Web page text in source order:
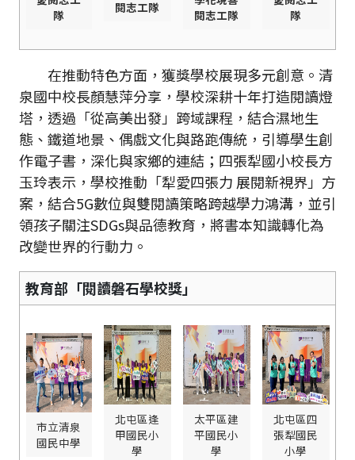
隊
閱志工隊
閱志工隊
隊
在推動特色方面，獲獎學校展現多元創意。清
泉國中校長顏慧萍分享，學校深耕十年打造閱讀燈
塔，透過「從高美出發」跨域課程，結合濕地生
態、鐵道地景、偶戲文化與路跑傳統，引導學生創
作電子書，深化與家鄉的連結；四張犁國小校長方
玉玲表示，學校推動「犁愛四張力 展閱新視界」方
案，結合5G數位與雙閱讀策略跨越學力鴻溝，並引
領孩子關注SDGs與品德教育，將書本知識轉化為
改變世界的行動力。
教育部「閱讀磐石學校獎」
市立清泉
國民中學
北屯區逢
甲國民小
學
太平區建
平國民小
學
北屯區四
張犁國民
小學